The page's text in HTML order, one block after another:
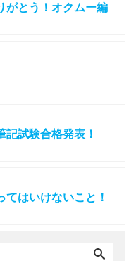
がとう！オクムー編
記試験合格発表！
てはいけないこと！